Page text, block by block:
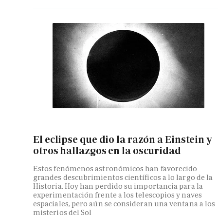
El eclipse que dio la razón a Einstein y
otros hallazgos en la oscuridad
Estos fenómenos astronómicos han favorecido
grandes descubrimientos científicos a lo largo de la
Historia. Hoy han perdido su importancia para la
experimentación frente a los telescopios y naves
espaciales, pero aún se consideran una ventana a los
misterios del Sol